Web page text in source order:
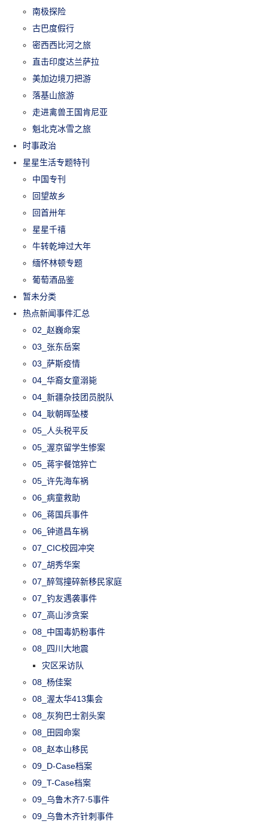
南极探险
古巴度假行
密西西比河之旅
直击印度达兰萨拉
美加边境刀把游
落基山旅游
走进禽兽王国肯尼亚
魁北克冰雪之旅
时事政治
星星生活专题特刊
中国专刊
回望故乡
回首卅年
星星千禧
牛转乾坤过大年
缅怀林顿专题
葡萄酒品鉴
暂未分类
热点新闻事件汇总
02_赵巍命案
03_张东岳案
03_萨斯疫情
04_华裔女童溺毙
04_新疆杂技团员脱队
04_耿朝晖坠楼
05_人头税平反
05_渥京留学生惨案
05_蒋宇餐馆猝亡
05_许先海车祸
06_病童救助
06_蒋国兵事件
06_钟道昌车祸
07_CIC校园冲突
07_胡秀华案
07_醉驾撞碎新移民家庭
07_钓友遇袭事件
07_高山涉贪案
08_中国毒奶粉事件
08_四川大地震
灾区采访队
08_杨佳案
08_渥太华413集会
08_灰狗巴士割头案
08_田园命案
08_赵本山移民
09_D-Case档案
09_T-Case档案
09_乌鲁木齐7·5事件
09_乌鲁木齐针刺事件